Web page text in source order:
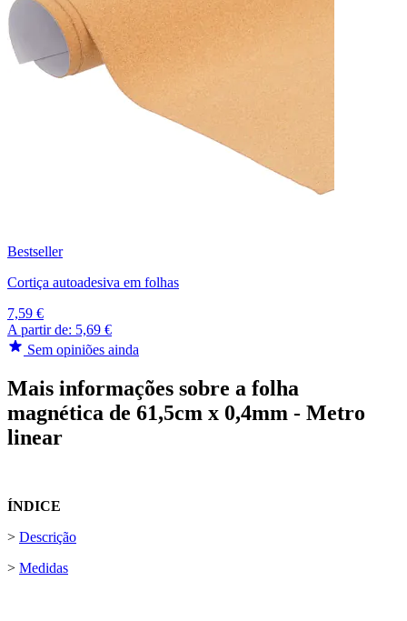
Bestseller
Cortiça autoadesiva em folhas
7,59 €
A partir de: 5,69 €
Sem opiniões ainda
Mais informações sobre a folha
magnética de 61,5cm x 0,4mm - Metro
linear
ÍNDICE
> Descrição
> Medidas